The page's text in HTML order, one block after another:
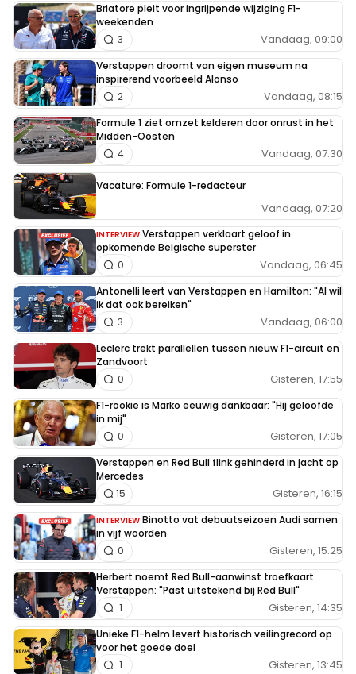
Briatore pleit voor ingrijpende wijziging F1-
weekenden
Vandaag, 09:00
3
Verstappen droomt van eigen museum na
inspirerend voorbeeld Alonso
Vandaag, 08:15
2
Formule 1 ziet omzet kelderen door onrust in het
Midden-Oosten
Vandaag, 07:30
4
Vacature: Formule 1-redacteur
Vandaag, 07:20
INTERVIEW Verstappen verklaart geloof in
opkomende Belgische superster
Vandaag, 06:45
0
Antonelli leert van Verstappen en Hamilton: "Al wil
ik dat ook bereiken"
Vandaag, 06:00
3
Leclerc trekt parallellen tussen nieuw F1-circuit en
Zandvoort
Gisteren, 17:55
0
F1-rookie is Marko eeuwig dankbaar: "Hij geloofde
in mij"
Gisteren, 17:05
0
Verstappen en Red Bull flink gehinderd in jacht op
Mercedes
Gisteren, 16:15
15
INTERVIEW Binotto vat debuutseizoen Audi samen
in vijf woorden
Gisteren, 15:25
0
Herbert noemt Red Bull-aanwinst troefkaart
Verstappen: "Past uitstekend bij Red Bull"
Gisteren, 14:35
1
Unieke F1-helm levert historisch veilingrecord op
voor het goede doel
Gisteren, 13:45
1